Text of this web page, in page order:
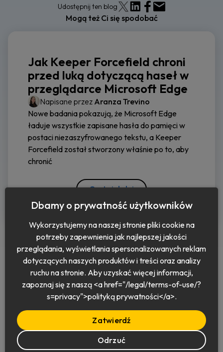
Udostępnij ten blog
Mogą też Ci się spodobać
Jak Keeper Forcefield chroni
przed luką dotyczącą haseł w
przeglądarce Microsoft Edge
Napisane przez Aranza Trevino
Nowe badania pokazują, że Microsoft Edge
ładuje wszystkie zapisane hasła do pamięci w
postaci niezaszyfrowanego tekstu, a Keeper
Forcefield został stworzony właśnie po to, aby
chronić
Czytaj dalej
Polski
© 2026 Keeper Security, Inc.
Dbamy o prywatność użytkowników
Wykorzystujemy na naszej stronie pliki cookie na
potrzeby zapewnienia jak najlepszej jakości
przeglądania, wyświetlania spersonalizowanych reklam
dotyczących naszych produktów i treści oraz analizy
ruchu na stronie. Aby uzyskać więcej informacji,
zapoznaj się z naszą <a href="/legal/terms-of-use/?
s=privacy">polityką prywatności</a>.
Zatwierdź
Odrzuć